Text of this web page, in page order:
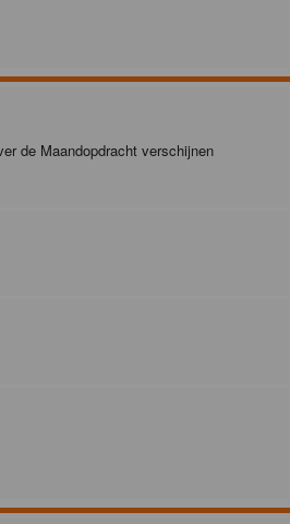
de Maandopdracht verschijnen